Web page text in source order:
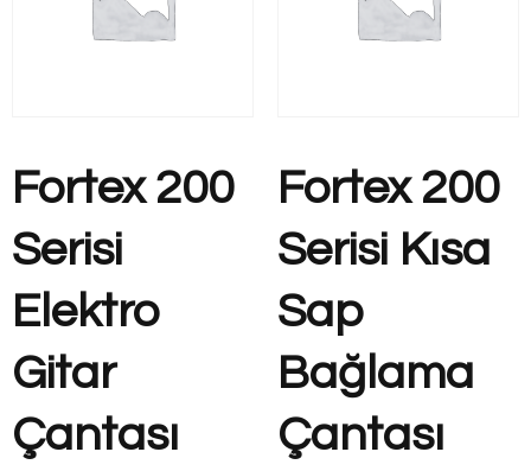
Fortex 200
Serisi
Elektro
Gitar
Çantası
Fortex 200
Serisi Kısa
Sap
Bağlama
Çantası